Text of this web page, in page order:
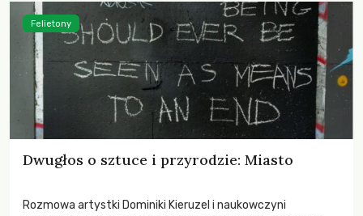
Dwugłos o sztuce i przyrodzie: Miasto
Rozmowa artystki Dominiki Kieruzel i naukowczyni
Felietony